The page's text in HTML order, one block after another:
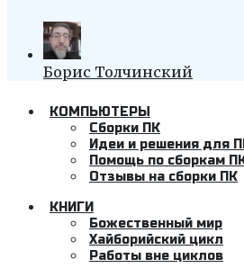
Борис Толчинский
КОМПЬЮТЕРЫ
Cборки ПК
Идеи и решения для
Помощь по сборкам
Отзывы на сборки ПК
КНИГИ
Божественный мир
Хайборийский цикл
Работы вне циклов